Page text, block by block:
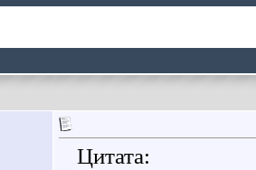
Цитата: